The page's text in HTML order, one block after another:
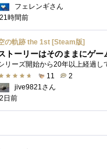
フェレンギさん
21時間前
の軌跡 the 1st [Steam版]
11
2
jive9821さん
2日前